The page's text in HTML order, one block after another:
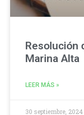
Resolución
Marina Alta
LEER MÁS »
30 septiembre, 2024